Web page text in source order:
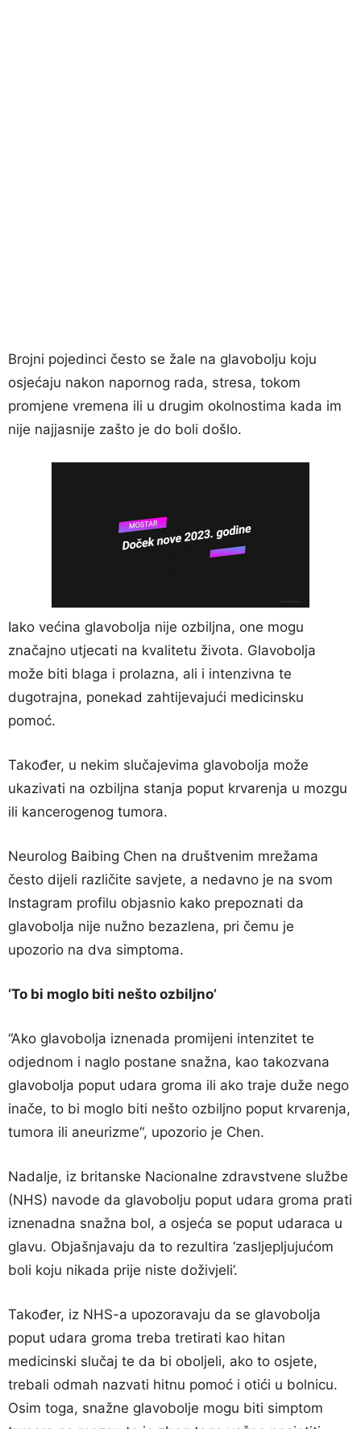
Brojni pojedinci često se žale na glavobolju koju
osjećaju nakon napornog rada, stresa, tokom
promjene vremena ili u drugim okolnostima kada im
nije najjasnije zašto je do boli došlo.
Iako većina glavobolja nije ozbiljna, one mogu
značajno utjecati na kvalitetu života. Glavobolja
može biti blaga i prolazna, ali i intenzivna te
dugotrajna, ponekad zahtijevajući medicinsku
pomoć.
Također, u nekim slučajevima glavobolja može
ukazivati na ozbiljna stanja poput krvarenja u mozgu
ili kancerogenog tumora.
Neurolog Baibing Chen na društvenim mrežama
često dijeli različite savjete, a nedavno je na svom
Instagram profilu objasnio kako prepoznati da
glavobolja nije nužno bezazlena, pri čemu je
upozorio na dva simptoma.
‘To bi moglo biti nešto ozbiljno’
“Ako glavobolja iznenada promijeni intenzitet te
odjednom i naglo postane snažna, kao takozvana
glavobolja poput udara groma ili ako traje duže nego
inače, to bi moglo biti nešto ozbiljno poput krvarenja,
tumora ili aneurizme“, upozorio je Chen.
Nadalje, iz britanske Nacionalne zdravstvene službe
(NHS) navode da glavobolju poput udara groma prati
iznenadna snažna bol, a osjeća se poput udaraca u
glavu. Objašnjavaju da to rezultira ‘zasljepljujućom
boli koju nikada prije niste doživjeli’.
Također, iz NHS-a upozoravaju da se glavobolja
poput udara groma treba tretirati kao hitan
medicinski slučaj te da bi oboljeli, ako to osjete,
trebali odmah nazvati hitnu pomoć i otići u bolnicu.
Osim toga, snažne glavobolje mogu biti simptom